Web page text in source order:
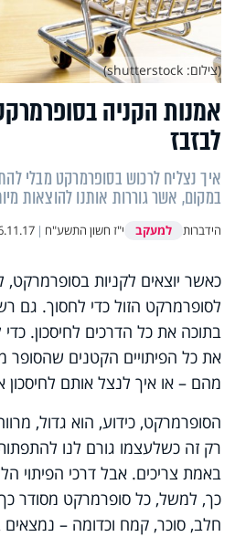
אמנות הקניה
לבזבז
איך נצליח לרכוש בסופרמרקט מבלי
במקום, אשר גוררות אותנו להוצאות
הידברות למעקב י"ז חשון התשע"ח |
(צילום: shutterstock)
כאשר יוצאים לקניות
לסופרמרקט הזול כדי לחסוך. גם
בתוכה את כל הדרכים לחיסכון.
את כל הפיתויים הקטנים שהסופר
מהם – או איך לנצל אותם לחיסכון
הסופרמרקט, כידוע, הוא גדול,
רק זה כשלעצמו גורם לנו
באמת צריכים. אבל דרכי הפיתוי
כך, למשל, כל סופרמרקט מסודר
חלב, סוכר, קמח וכדומה –